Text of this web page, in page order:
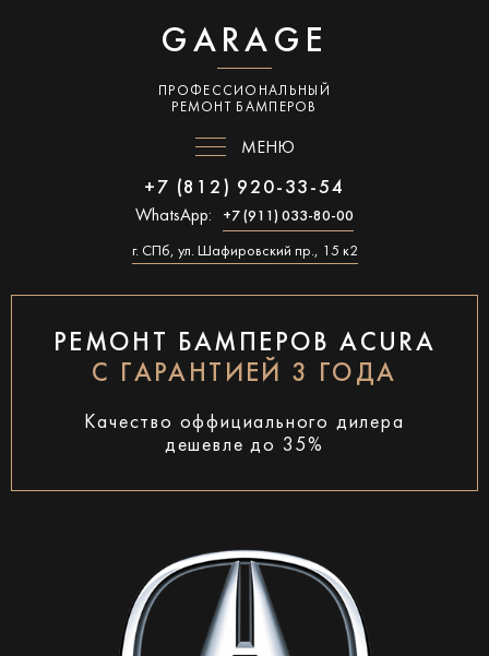
GARAGE
ПРОФЕССИОНАЛЬНЫЙ
РЕМОНТ БАМПЕРОВ
МЕНЮ
+7 (812) 920-33-54
WhatsApp: +7 (911) 033-80-00
г. СПб, ул. Шафировский пр., 15 к2
РЕМОНТ БАМПЕРОВ ACURA
С ГАРАНТИЕЙ 3 ГОДА
Качество оффициального дилера
дешевле до 35%